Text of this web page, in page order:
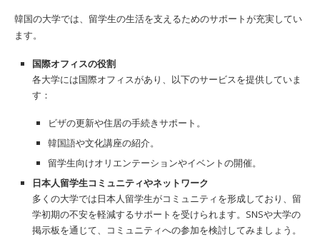
韓国の大学では、留学生の生活を支えるためのサポートが充実してい
ます。
国際オフィスの役割
各大学には国際オフィスがあり、以下のサービスを提供していま
す：
ビザの更新や住居の手続きサポート。
韓国語や文化講座の紹介。
留学生向けオリエンテーションやイベントの開催。
日本人留学生コミュニティやネットワーク
多くの大学では日本人留学生がコミュニティを形成しており、留
学初期の不安を軽減するサポートを受けられます。SNSや大学の
掲示板を通じて、コミュニティへの参加を検討してみましょう。